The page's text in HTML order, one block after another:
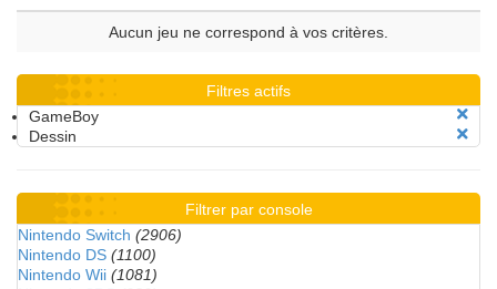
Aucun jeu ne correspond à vos critères.
Filtres actifs
GameBoy
Dessin
Filtrer par console
Nintendo Switch (2906)
Nintendo DS (1100)
Nintendo Wii (1081)